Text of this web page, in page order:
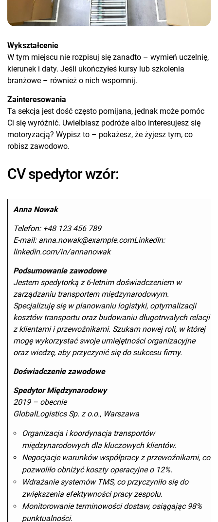
Wykształcenie
W tym miejscu nie rozpisuj się zanadto – wymień uczelnię,
kierunek i daty. Jeśli ukończyłeś kursy lub szkolenia
branżowe – również o nich wspomnij.
Zainteresowania
Ta sekcja jest dość często pomijana, jednak może pomóc
Ci się wyróżnić. Uwielbiasz podróże albo interesujesz się
motoryzacją? Wypisz to – pokażesz, że żyjesz tym, co
robisz zawodowo.
CV spedytor wzór:
Anna Nowak
Telefon: +48 123 456 789
E-mail: anna.nowak@example.comLinkedIn:
linkedin.com/in/annanowak
Podsumowanie zawodowe
Jestem spedytorką z 6-letnim doświadczeniem w
zarządzaniu transportem międzynarodowym.
Specjalizuję się w planowaniu logistyki, optymalizacji
kosztów transportu oraz budowaniu długotrwałych relacji
z klientami i przewoźnikami. Szukam nowej roli, w której
mogę wykorzystać swoje umiejętności organizacyjne
oraz wiedzę, aby przyczynić się do sukcesu firmy.
Doświadczenie zawodowe
Spedytor Międzynarodowy
2019 – obecnie
GlobalLogistics Sp. z o.o., Warszawa
Organizacja i koordynacja transportów
międzynarodowych dla kluczowych klientów.
Negocjacje warunków współpracy z przewoźnikami, co
pozwoliło obniżyć koszty operacyjne o 12%.
Wdrażanie systemów TMS, co przyczyniło się do
zwiększenia efektywności pracy zespołu.
Monitorowanie terminowości dostaw, osiągając 98%
punktualności.